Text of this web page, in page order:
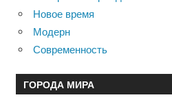
Новое время
Модерн
Современность
ГОРОДА МИРА